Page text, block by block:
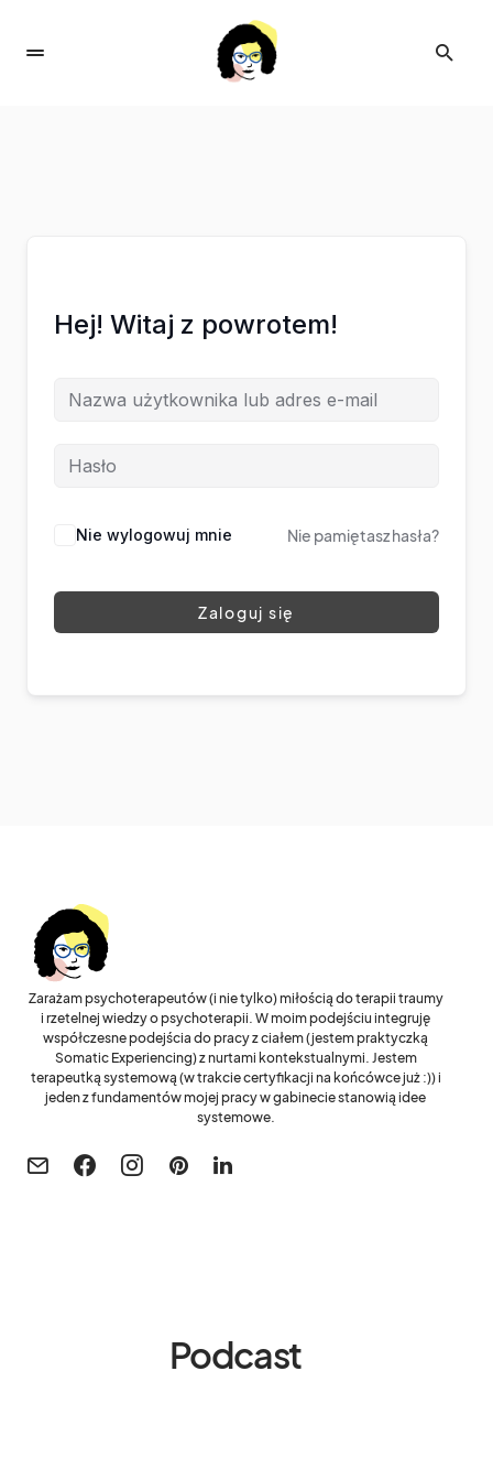
Hej! Witaj z powrotem!
Nie wylogowuj mnie Nie pamiętasz hasła?
Zaloguj się
Zarażam psychoterapeutów (i nie tylko) miłością do terapii traumy
i rzetelnej wiedzy o psychoterapii. W moim podejściu integruję
współczesne podejścia do pracy z ciałem (jestem praktyczką
Somatic Experiencing) z nurtami kontekstualnymi. Jestem
terapeutką systemową (w trakcie certyfikacji na końcówce już :)) i
jeden z fundamentów mojej pracy w gabinecie stanowią idee
systemowe.
Podcast